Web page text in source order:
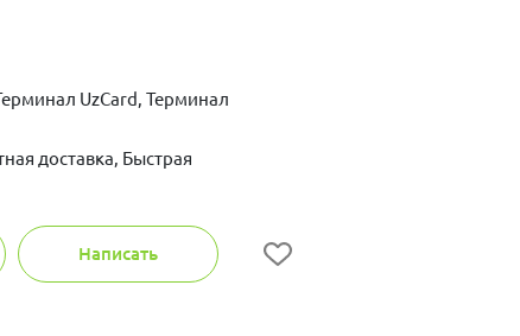
UzCard, Терминал
доставка, Быстрая
Написать